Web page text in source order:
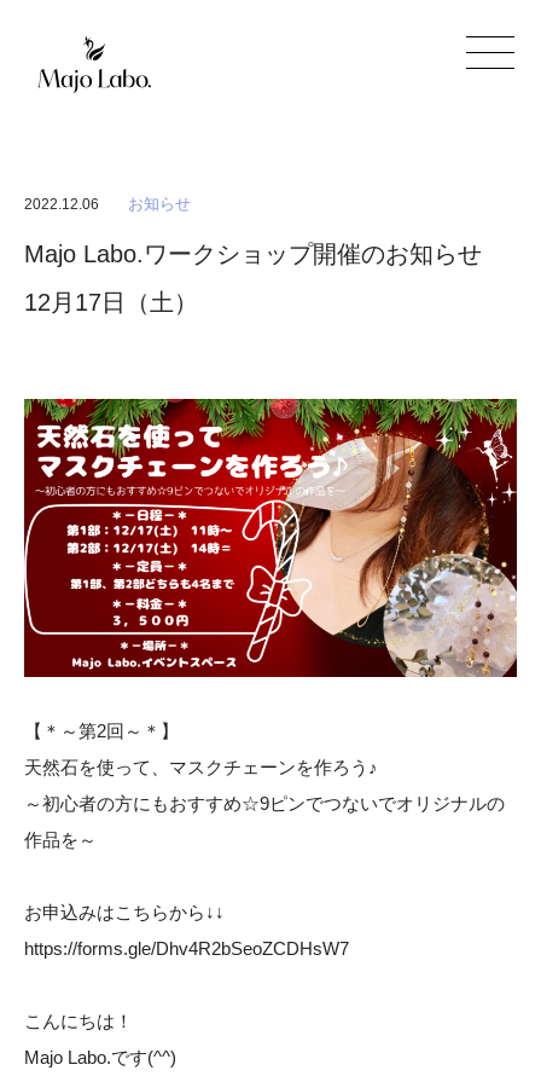
2022.12.06 お知らせ
Majo Labo.ワークショップ開催のお知らせ
12月17日（土）
【＊～第2回～＊】
天然石を使って、マスクチェーンを作ろう♪
～初心者の方にもおすすめ☆9ピンでつないでオリジナルの
作品を～
お申込みはこちらから↓↓
https://forms.gle/Dhv4R2bSeoZCDHsW7
こんにちは！
Majo Labo.です(^^)